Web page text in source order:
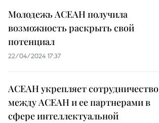
Молодежь АСЕАН получила
возможность раскрыть свой
потенциал
22/04/2024 17:37
АСЕАН укрепляет сотрудничество
между АСЕАН и ее партнерами в
сфере интеллектуальной